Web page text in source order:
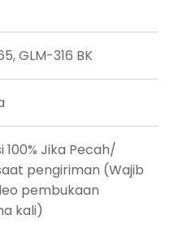
GLM-316 BK
100% Jika Pecah/
pengiriman (Wajib
pembukaan
kali)